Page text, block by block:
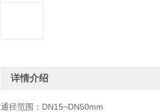
详情介绍
通径范围：DN15~DN50mm